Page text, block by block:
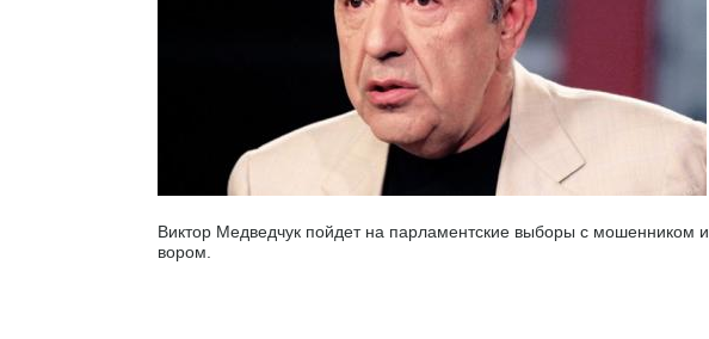
Виктор Медведчук пойдет на парламентские выборы с мошенником и
вором.